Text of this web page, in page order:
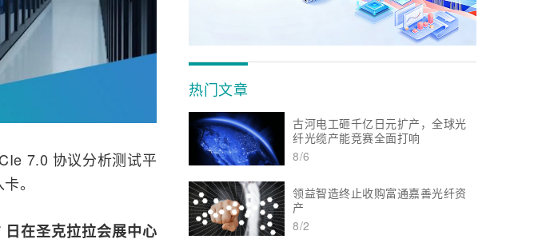
7.0 协议分析测试平
。
在圣克拉拉会展中心
热门文章
古河电工砸千亿日元扩产，全球光
纤光缆产能竞赛全面打响
8/6
领益智造终止收购富通嘉善光纤资
产
8/2